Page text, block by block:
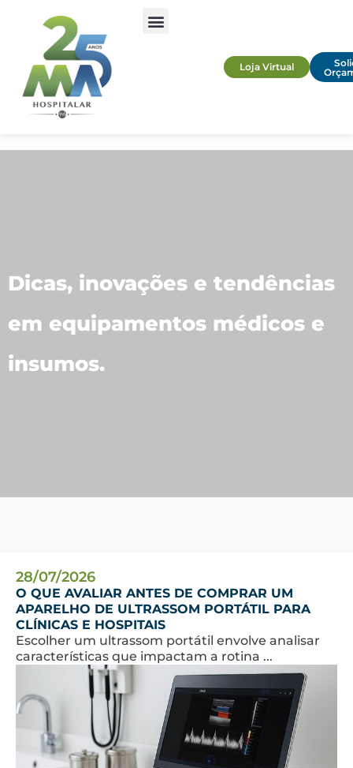
Loja Virtual
Dicas, inovações e tendências
em equipamentos médicos e
insumos.
28/07/2026
O QUE AVALIAR ANTES DE COMPRAR UM
APARELHO DE ULTRASSOM PORTÁTIL PARA
CLÍNICAS E HOSPITAIS
Escolher um ultrassom portátil envolve analisar
características que impactam a rotina ...